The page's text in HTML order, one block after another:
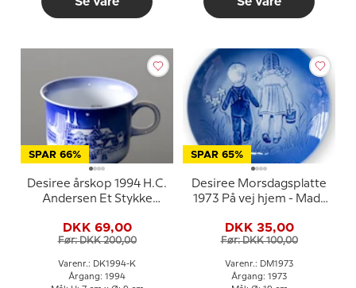
SPAR 66%
Desiree årskop 1994 H.C.
Andersen Et Stykke
DKK 69,00
Før: DKK 200,00
Varenr.: DK1994-K
Årgang: 1994
SPAR 65%
Desiree Morsdagsplatte
1973 På vej hjem - Mads
DKK 35,00
Før: DKK 100,00
Varenr.: DM1973
Årgang: 1973